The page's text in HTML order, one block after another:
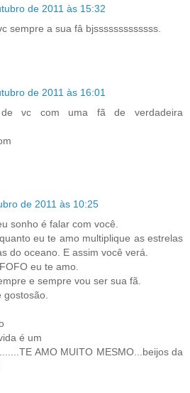
de 2011 às 15:32
sempre a sua fâ bjsssssssssssss.
de 2011 às 16:01
vc com uma fã de verdadeira
de 2011 às 10:25
sonho é falar com você.
eu te amo multiplique as estrelas
do oceano. E assim você verá.
eu te amo.
e sempre vou ser sua fã.
gostosão.
é um
AMO MUITO MESMO...beijos da